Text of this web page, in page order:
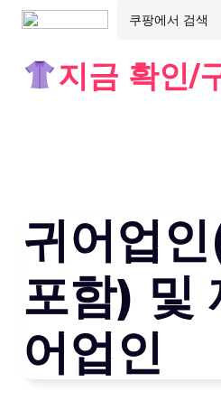
지금 확인/
귀어업
포함) 및
어업인